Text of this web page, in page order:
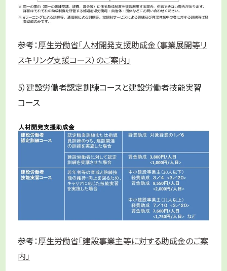
参考：厚生労働省「人材開発支援助成金（事業展開等リ
スキリング支援コース）のご案内」
5）建設労働者認定訓練コースと建設労働者技能実習
コース
参考：厚生労働省「建設事業主等に対する助成金のご案
内」